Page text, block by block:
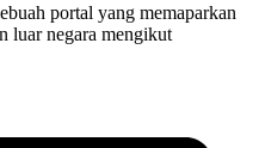
portal yang memaparkan
luar negara mengikut